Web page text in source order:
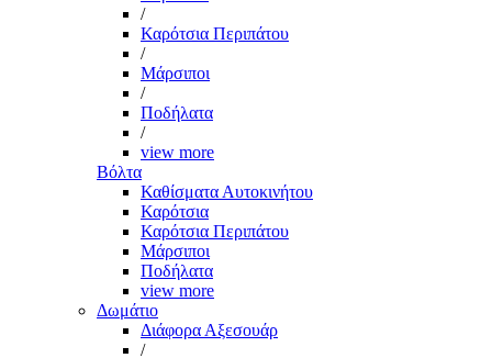
/
Καρότσια Περιπάτου
/
Μάρσιποι
/
Ποδήλατα
/
view more
Βόλτα
Καθίσματα Αυτοκινήτου
Καρότσια
Καρότσια Περιπάτου
Μάρσιποι
Ποδήλατα
view more
Δωμάτιο
Διάφορα Αξεσουάρ
/